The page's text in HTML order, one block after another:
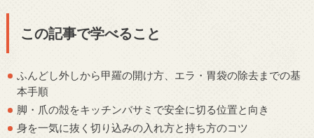
この記事で学べること
ふんどし外しから甲羅の開け方、エラ・胃袋の除去までの基
本手順
脚・爪の殻をキッチンバサミで安全に切る位置と向き
身を一気に抜く切り込みの入れ方と持ち方のコツ